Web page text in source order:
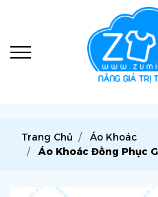
Trang Chủ
Áo Khoác
Áo Khoác Đồng Phục